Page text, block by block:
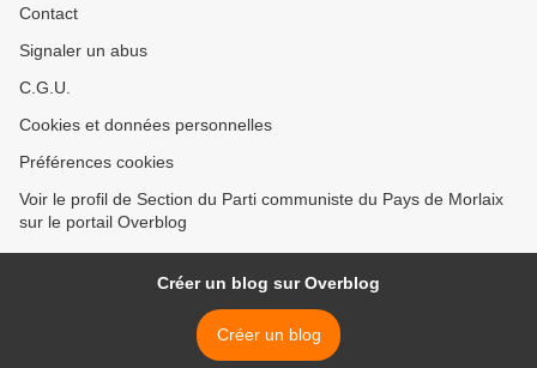
Contact
Signaler un abus
C.G.U.
Cookies et données personnelles
Préférences cookies
Voir le profil de Section du Parti communiste du Pays de Morlaix
sur le portail Overblog
Créer un blog sur Overblog
Créer un blog